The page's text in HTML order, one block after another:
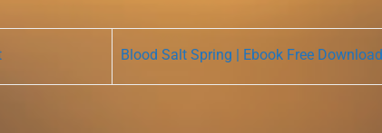
Blood Salt Spring | Ebook Free Download